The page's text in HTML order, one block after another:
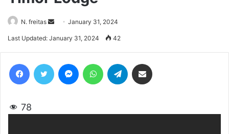
N. freitas
SendJanuary 31, 2024
Last Updated: January 31, 2024 42
78